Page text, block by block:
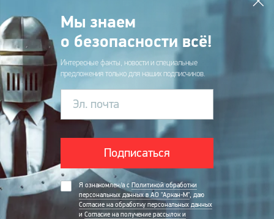
Мы знаем
о безопасности всё!
Интересные факты, новости и специальные
предложения только для наших подписчиков.
Эл. почта
Подписаться
Я ознакомлен/а с Политикой обработки
персональных данных в АО "Аркан-М", даю
Согласие на обработку персональных данных
и Согласие на получение рассылок и